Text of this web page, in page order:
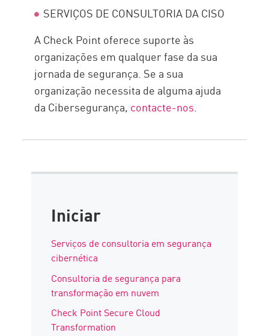
SERVIÇOS DE CONSULTORIA DA CISO
A Check Point oferece suporte às
organizações em qualquer fase da sua
jornada de segurança. Se a sua
organização necessita de alguma ajuda
da Cibersegurança, contacte-nos.
Iniciar
Serviços de consultoria em segurança
cibernética
Consultoria de segurança para
transformação em nuvem
Check Point Secure Cloud
Transformation